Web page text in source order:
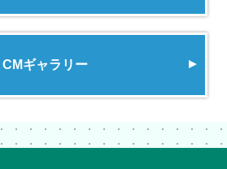
CMギャラリー